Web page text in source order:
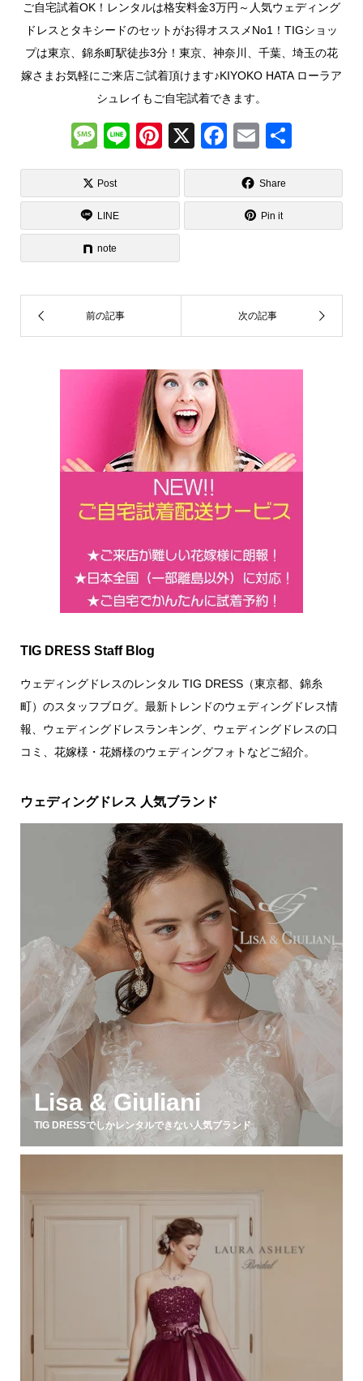
ご自宅試着OK！レンタルは格安料金3万円～人気ウェディング
ドレスとタキシードのセットがお得オススメNo1！TIGショッ
プは東京、錦糸町駅徒歩3分！東京、神奈川、千葉、埼玉の花
嫁さまお気軽にご来店ご試着頂けます♪KIYOKO HATA ローラア
シュレイもご自宅試着できます。
M
e
ss
a
g
e
Li
n
Pi
nt
st
X
F
a
c
e
b
o
k
E
m
ail
有
Post Share
LINE Pin it
note
TIG DRESS Staff Blog
ウェディングドレスのレンタル TIG DRESS（東京都、錦糸
町）のスタッフブログ。最新トレンドのウェディングドレス情
報、ウェディングドレスランキング、ウェディングドレスの口
コミ、花嫁様・花婿様のウェディングフォトなどご紹介。
ウェディングドレス 人気ブランド
Lisa & Giuliani
TIG DRESSでしかレンタルできない人気ブランド